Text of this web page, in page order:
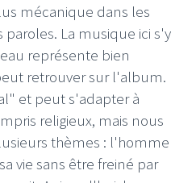
mécanique dans les
La musique ici s'y
représente bien
retrouver sur l'album.
et peut s'adapter à
religieux, mais nous
thèmes : l'homme
vie sans être freiné par